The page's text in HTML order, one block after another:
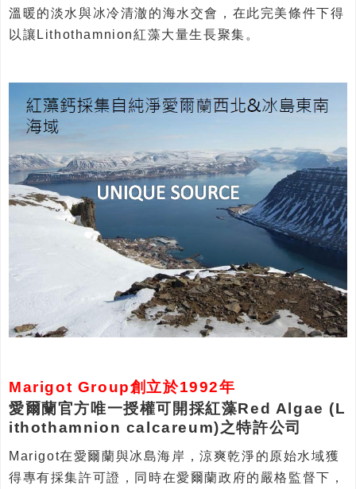
溫暖的淡水與冰冷清澈的海水交會，在此完美條件下得
以讓Lithothamnion紅藻大量生長聚集。
Marigot Group創立於1992年
愛爾蘭官方唯一授權可開採紅藻Red Algae (L
ithothamnion calcareum)之特許公司
Marigot在愛爾蘭與冰島海岸，涼爽乾淨的原始水域獲
得專有採集許可證，同時在愛爾蘭政府的嚴格監督下，